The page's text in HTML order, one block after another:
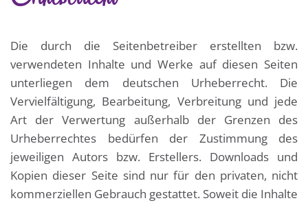
Die durch die Seitenbetreiber erstellten bzw.
verwendeten Inhalte und Werke auf diesen Seiten
unterliegen dem deutschen Urheberrecht. Die
Vervielfältigung, Bearbeitung, Verbreitung und jede
Art der Verwertung außerhalb der Grenzen des
Urheberrechtes bedürfen der Zustimmung des
jeweiligen Autors bzw. Erstellers. Downloads und
Kopien dieser Seite sind nur für den privaten, nicht
kommerziellen Gebrauch gestattet. Soweit die Inhalte